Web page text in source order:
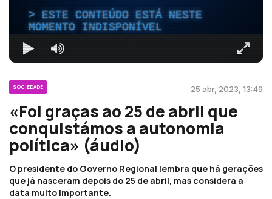
ESTE CONTEÚDO ESTÁ NESTE
MOMENTO INDISPONÍVEL
SOCIEDADE 25 abr, 2023, 13:49
«Foi graças ao 25 de abril que
conquistámos a autonomia
política» (áudio)
O presidente do Governo Regional lembra que há gerações
que já nasceram depois do 25 de abril, mas considera a
data muito importante.